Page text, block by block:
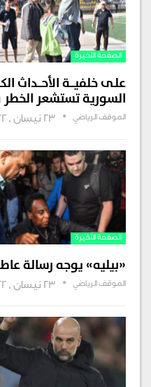
الصفحة الأخيرة
علـى خلفيـــة الأحـــداث
السورية تستشعر
الموقف الرياضي 23 نيسان , 2022
الصفحة الأخيرة
«بيليه» يوجه رسالة
الموقف الرياضي 23 نيسان , 2022